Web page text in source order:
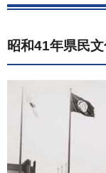
昭和41年県民